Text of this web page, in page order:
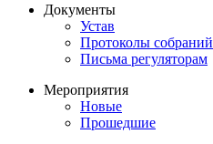
Документы
Устав
Протоколы собраний
Письма регуляторам
Мероприятия
Новые
Прошедшие